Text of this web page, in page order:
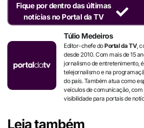
Fique por dentro das últimas
notícias no Portal da TV
Túlio Medeiros
Editor-chefe doPortal da TV,
desde 2010. Com mais de 15
jornalismo de entretenimento,
telejornalismo e na
do país. Também atua como
veículos de comunicação,
visibilidade para portais de
Leia também